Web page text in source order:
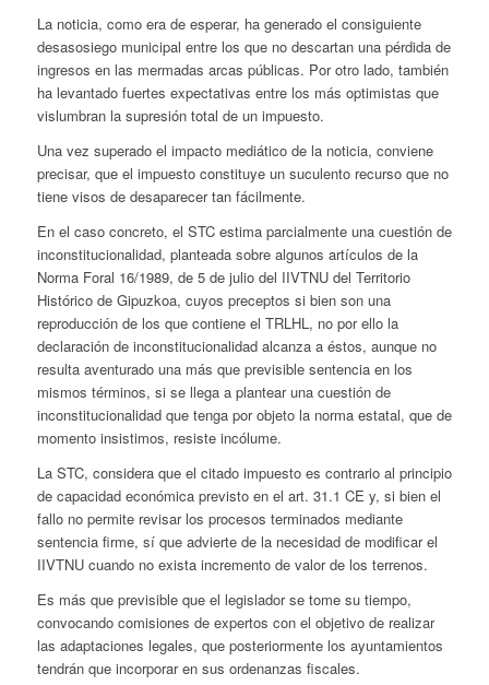
La noticia, como era de esperar, ha generado el consiguiente
desasosiego municipal entre los que no descartan una pérdida de
ingresos en las mermadas arcas públicas. Por otro lado, también
ha levantado fuertes expectativas entre los más optimistas que
vislumbran la supresión total de un impuesto.
Una vez superado el impacto mediático de la noticia, conviene
precisar, que el impuesto constituye un suculento recurso que no
tiene visos de desaparecer tan fácilmente.
En el caso concreto, el STC estima parcialmente una cuestión de
inconstitucionalidad, planteada sobre algunos artículos de la
Norma Foral 16/1989, de 5 de julio del IIVTNU del Territorio
Histórico de Gipuzkoa, cuyos preceptos si bien son una
reproducción de los que contiene el TRLHL, no por ello la
declaración de inconstitucionalidad alcanza a éstos, aunque no
resulta aventurado una más que previsible sentencia en los
mismos términos, si se llega a plantear una cuestión de
inconstitucionalidad que tenga por objeto la norma estatal, que de
momento insistimos, resiste incólume.
La STC, considera que el citado impuesto es contrario al principio
de capacidad económica previsto en el art. 31.1 CE y, si bien el
fallo no permite revisar los procesos terminados mediante
sentencia firme, sí que advierte de la necesidad de modificar el
IIVTNU cuando no exista incremento de valor de los terrenos.
Es más que previsible que el legislador se tome su tiempo,
convocando comisiones de expertos con el objetivo de realizar
las adaptaciones legales, que posteriormente los ayuntamientos
tendrán que incorporar en sus ordenanzas fiscales.